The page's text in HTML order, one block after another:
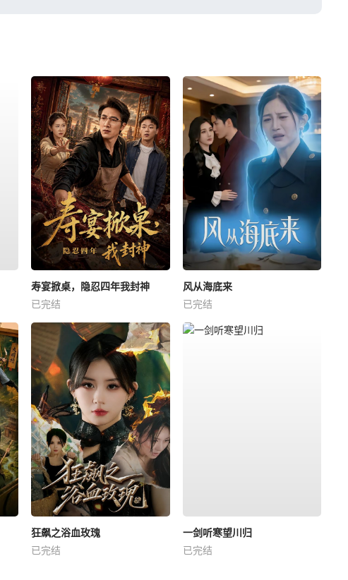
寿宴掀桌，隐忍四年我封神
已完结
风从海底来
已完结
狂飙之浴血玫瑰
已完结
一剑听寒望川归
已完结